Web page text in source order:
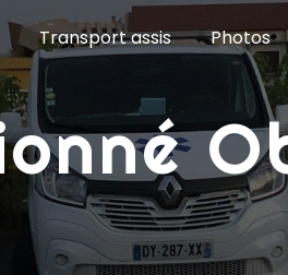
Transport assis Photos